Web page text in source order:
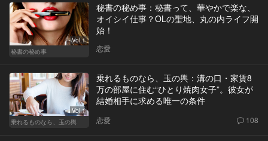
Vol.1
秘書の秘め事
秘書の秘め事：秘書って、華やかで楽な、
オイシイ仕事？OLの聖地、丸の内ライフ開
始！
恋愛
Vol.1
乗れるものなら、玉の輿
乗れるものなら、玉の輿：溝の口・家賃8
万の部屋に住む“ひとり焼肉女子”。彼女が
結婚相手に求める唯一の条件
恋愛 108